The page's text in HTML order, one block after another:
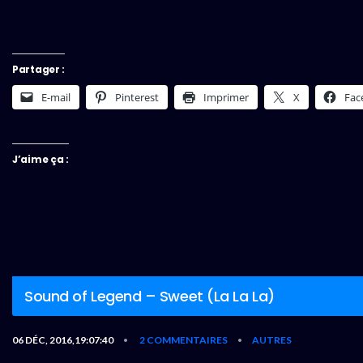
Partager :
E-mail Pinterest Imprimer X
J’aime ça :
Sound of Legend – Sweet (La La La)
06 DÉC, 2016,19:07:40 • 2 COMMENTAIRES • AUTRES